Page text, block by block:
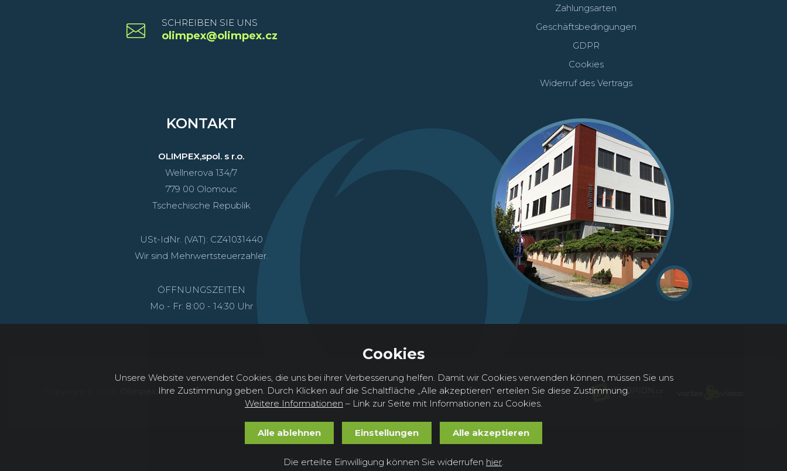
SCHREIBEN SIE UNS
olimpex@olimpex.cz
Zahlungsarten
Geschäftsbedingungen
GDPR
Cookies
Widerruf des Vertrags
KONTAKT
OLIMPEX,spol. s r.o.
Wellnerova 134/7
779 00 Olomouc
Tschechische Republik
USt-IdNr. (VAT): CZ41031440
Wir sind Mehrwertsteuerzahler.
ÖFFNUNGSZEITEN
Mo - Fr: 8:00 - 14:30 Uhr
Olimpex.eu
Cookies
Unsere Website verwendet Cookies, die uns bei ihrer Verbesserung helfen. Damit wir Cookies verwenden können, müssen Sie uns
Ihre Zustimmung geben. Durch Klicken auf die Schaltfläche „Alle akzeptieren“ erteilen Sie diese Zustimmung.
Weitere Informationen – Link zur Seite mit Informationen zu Cookies.
Alle ablehnen Einstellungen Alle akzeptieren
Die erteilte Einwilligung können Sie widerrufen hier.